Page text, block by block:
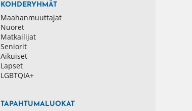
KOHDERYHMÄT
Maahanmuuttajat
Nuoret
Matkailijat
Seniorit
Aikuiset
Lapset
LGBTQIA+
TAPAHTUMALUOKAT